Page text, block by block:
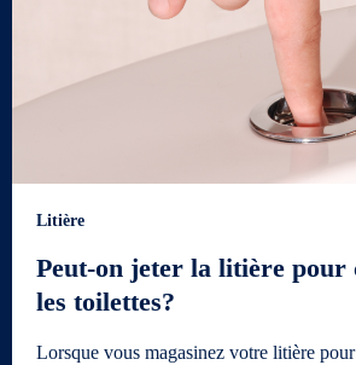
Litière
Peut-on jeter la litière pour
les toilettes?
Lorsque vous magasinez votre litière